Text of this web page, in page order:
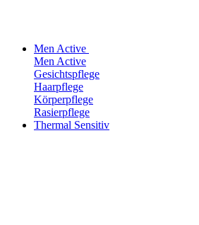
Men Active
Men Active
Gesichtspflege
Haarpflege
Körperpflege
Rasierpflege
Thermal Sensitiv